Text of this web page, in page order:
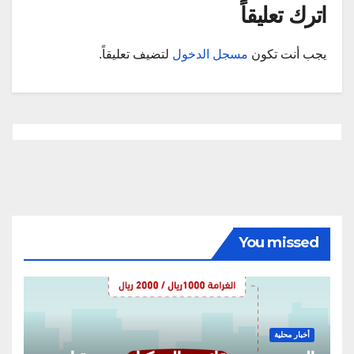
اترك تعليقاً
يجب أنت تكون مسجل الدخول لتضيف تعليقاً.
You missed
أخبار محلية